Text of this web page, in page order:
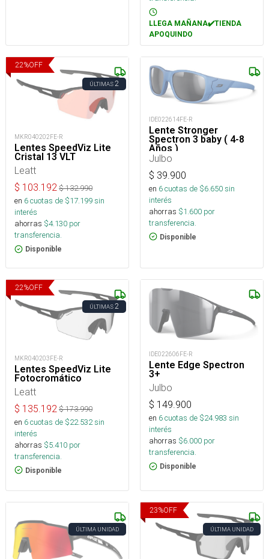
LLEGA MAÑANA✔️TIENDA
APOQUINDO
22%OFF
ÚLTIMAS2
MKR040202FE-R
Lentes SpeedViz Lite
Cristal 13 VLT
Leatt
$ 103.192 $132.990
en 6cuotas de $17.199sin
interés
ahorras $4.130 por
transferencia.
Disponible
IDE022614FE-R
Lente Stronger
Spectron 3 baby ( 4-8
Años )
Julbo
$ 39.900
en 6cuotas de $6.650sin
interés
ahorras $1.600 por
transferencia.
Disponible
22%OFF
ÚLTIMAS2
MKR040203FE-R
Lentes SpeedViz Lite
Fotocromático
Leatt
$ 135.192 $173.990
en 6cuotas de $22.532sin
interés
ahorras $5.410 por
transferencia.
Disponible
IDE022606FE-R
Lente Edge Spectron
3+
Julbo
$ 149.900
en 6cuotas de $24.983 sin
interés
ahorras $6.000 por
transferencia.
Disponible
ÚLTIMA UNIDAD
23%OFF
ÚLTIMA UNIDAD